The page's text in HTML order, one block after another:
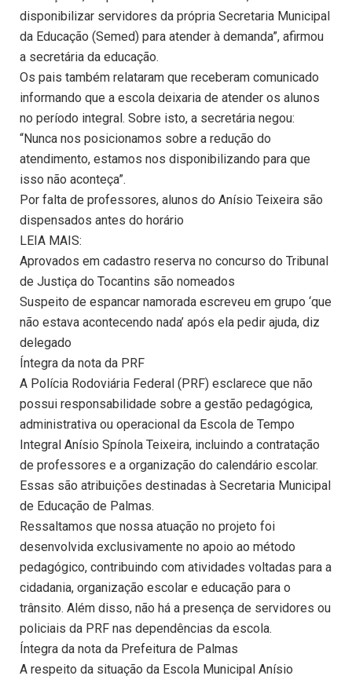
disponibilizar servidores da própria Secretaria Municipal
da Educação (Semed) para atender à demanda”, afirmou
a secretária da educação.
Os pais também relataram que receberam comunicado
informando que a escola deixaria de atender os alunos
no período integral. Sobre isto, a secretária negou:
“Nunca nos posicionamos sobre a redução do
atendimento, estamos nos disponibilizando para que
isso não aconteça”.
Por falta de professores, alunos do Anísio Teixeira são
dispensados antes do horário
LEIA MAIS:
Aprovados em cadastro reserva no concurso do Tribunal
de Justiça do Tocantins são nomeados
Suspeito de espancar namorada escreveu em grupo ‘que
não estava acontecendo nada’ após ela pedir ajuda, diz
delegado
Íntegra da nota da PRF
A Polícia Rodoviária Federal (PRF) esclarece que não
possui responsabilidade sobre a gestão pedagógica,
administrativa ou operacional da Escola de Tempo
Integral Anísio Spínola Teixeira, incluindo a contratação
de professores e a organização do calendário escolar.
Essas são atribuições destinadas à Secretaria Municipal
de Educação de Palmas.
Ressaltamos que nossa atuação no projeto foi
desenvolvida exclusivamente no apoio ao método
pedagógico, contribuindo com atividades voltadas para a
cidadania, organização escolar e educação para o
trânsito. Além disso, não há a presença de servidores ou
policiais da PRF nas dependências da escola.
Íntegra da nota da Prefeitura de Palmas
A respeito da situação da Escola Municipal Anísio